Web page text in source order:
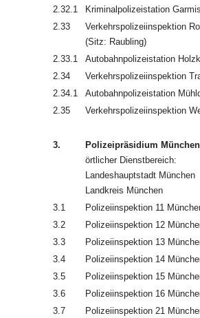
2.32.1
Kriminalpolizeistation
2.33
Verkehrspolizeiinspektion
(Sitz: Raubling)
2.33.1
Autobahnpolizeistation
2.34
Verkehrspolizeiinspektion
2.34.1
Autobahnpolizeistation
2.35
Verkehrspolizeiinspektion
3.
Polizeipräsidium München
örtlicher Dienstbereich:
Landeshauptstadt München
Landkreis München
3.1
Polizeiinspektion 11
3.2
Polizeiinspektion 12
3.3
Polizeiinspektion 13
3.4
Polizeiinspektion 14
3.5
Polizeiinspektion 15
3.6
Polizeiinspektion 16
3.7
Polizeiinspektion 21